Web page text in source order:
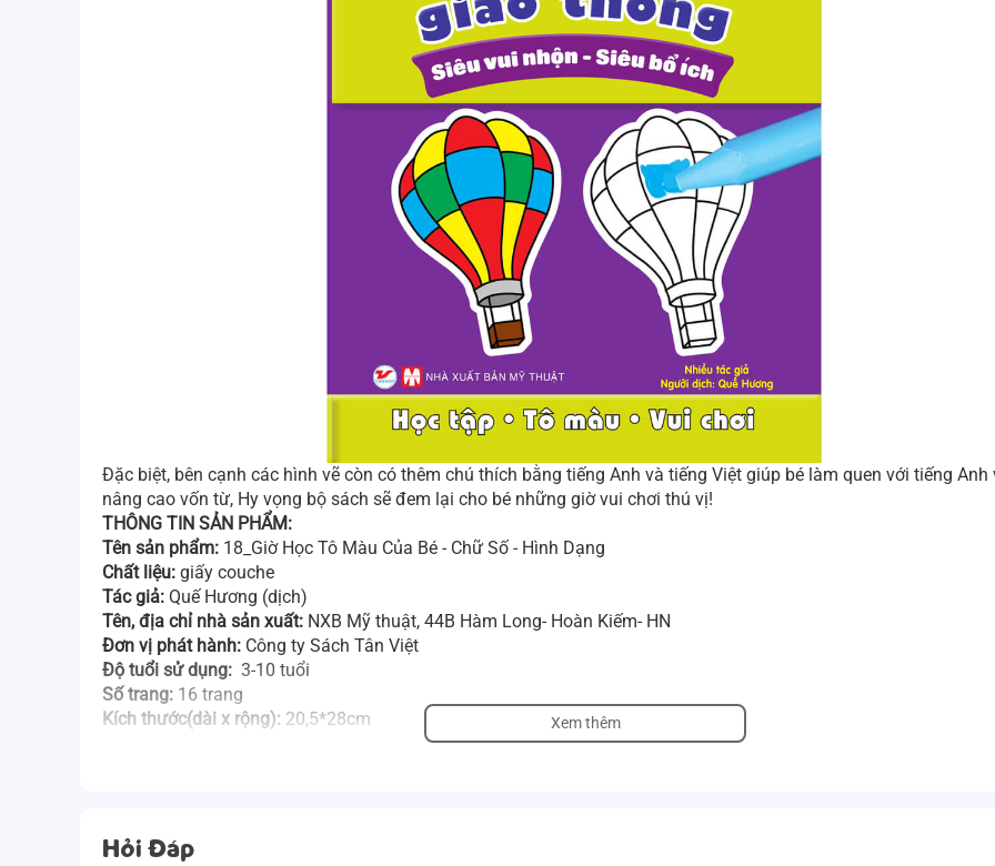
Đặc biệt, bên cạnh các hình vẽ còn có thêm chú thích bằng tiếng Anh và tiếng Việt giúp bé làm quen với tiếng Anh
nâng cao vốn từ, Hy vọng bộ sách sẽ đem lại cho bé những giờ vui chơi thú vị!
THÔNG TIN SẢN PHẨM:
Tên sản phẩm: 18_Giờ Học Tô Màu Của Bé - Chữ Số - Hình Dạng
Chất liệu: giấy couche
Tác giả: Quế Hương (dịch)
Tên, địa chỉ nhà sản xuất: NXB Mỹ thuật, 44B Hàm Long- Hoàn Kiếm- HN
Đơn vị phát hành: Công ty Sách Tân Việt
Độ tuổi sử dụng: 3-10 tuổi
Số trang: 16 trang
Kích thước(dài x rộng): 20,5*28cm Xem thêm
Hỏi Đáp